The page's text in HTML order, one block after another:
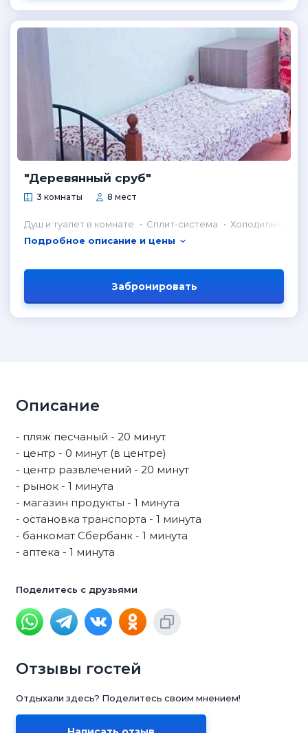
"Деревянный сруб"
3 комнаты 8 мест
Душ и туалет в комнате Сплит-система
Холодильник в
Подробное описание и цены
Забронировать
Описание
- пляж песчаный - 20 минут
- центр - 0 минут (в центре)
- центр развлечений - 20 минут
- рынок - 1 минута
- магазин продукты - 1 минута
- остановка транспорта - 1 минута
- банкомат Сбербанк - 1 минута
- аптека - 1 минута
Поделитесь с друзьями
Отзывы гостей
Отдыхали здесь? Поделитесь своим мнением!